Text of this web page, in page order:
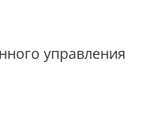
управления